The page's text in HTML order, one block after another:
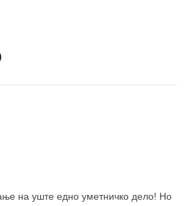
на уште едно уметничко дело! Но